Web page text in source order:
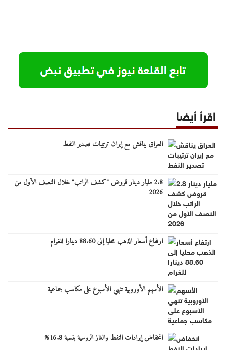
اقرأ أيضا
العراق يناقش مع إيران ترتيبات تصدير النفط
2.8 مليار دينار قروض "كشف الراتب" خلال النصف الأول من
2026
ارتفاع أسعار الذهب محليا إلى 88.60 دينارا للغرام
الأسهم الأوروبية تنهي الأسبوع على مكاسب جماعية
انخفاض إيرادات النفط والغاز الروسية بنسبة 16.8%